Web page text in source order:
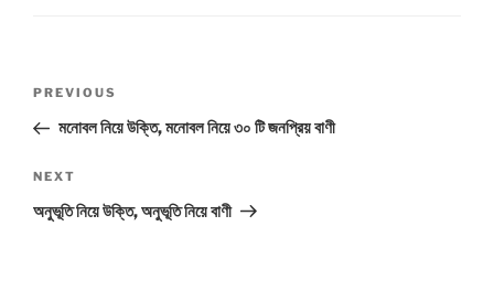
Previous
Post
PREVIOUS
মনোবল নিয়ে উক্তি, মনোবল নিয়ে ৩০ টি জনপ্রিয় বাণী
Next
Post
NEXT
অনুভূতি নিয়ে উক্তি, অনুভূতি নিয়ে বাণী